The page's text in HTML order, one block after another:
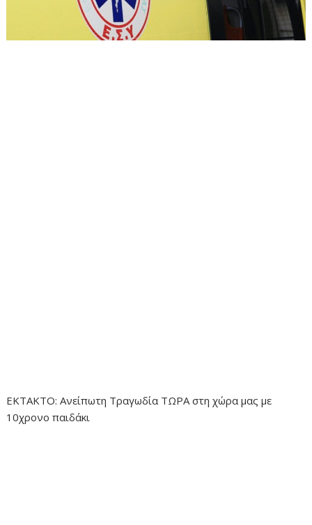
ΕΚΤΑΚΤΟ: Ανείπωτη Τραγωδία ΤΩΡΑ στη χώρα μας με
10χρονο παιδάκι